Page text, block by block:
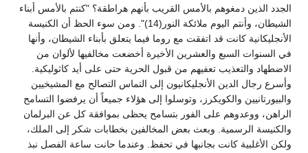
الجدد الذين دمغوهم بالأمس القريب بأنهم هراطقة؟ "كنتم بالأمس أبناء
الشيطان، وأنتم اليوم ملائكة النور(14)". ومن سوء الحظ أن الكنيسة
الأنجليكانية كانت قد اتفقت مع روما فيما يتعلق بأبناء الشيطان، وأنها
في السنوات السبع والعشرين الأخيرة أخضعت مخالفيها لألوان من
الاضطهاد والتعذيب تعفيهم من قبول الحرية حتى على أيد كاثوليكية.
وأسرع رجال الدين الأنجليكانيون إلى التماس التصالح مع المشيخيين
والبيورتانيين والكويكرز، وتوسلوا إلى هؤلاء جميعاً أن يرفضوا التسامح
الراهن، ووعدوهم على الفور بتسامح يحظى بموافقة كل عن البرلمان
والكنيسة الرسمية. وبعث بعض المخالفين بخطابات شكر إلى الملك،
ولكن الأغلبية كانت بجانبها في تحفظ. وعندما حانت ساعة الفصل نبذ